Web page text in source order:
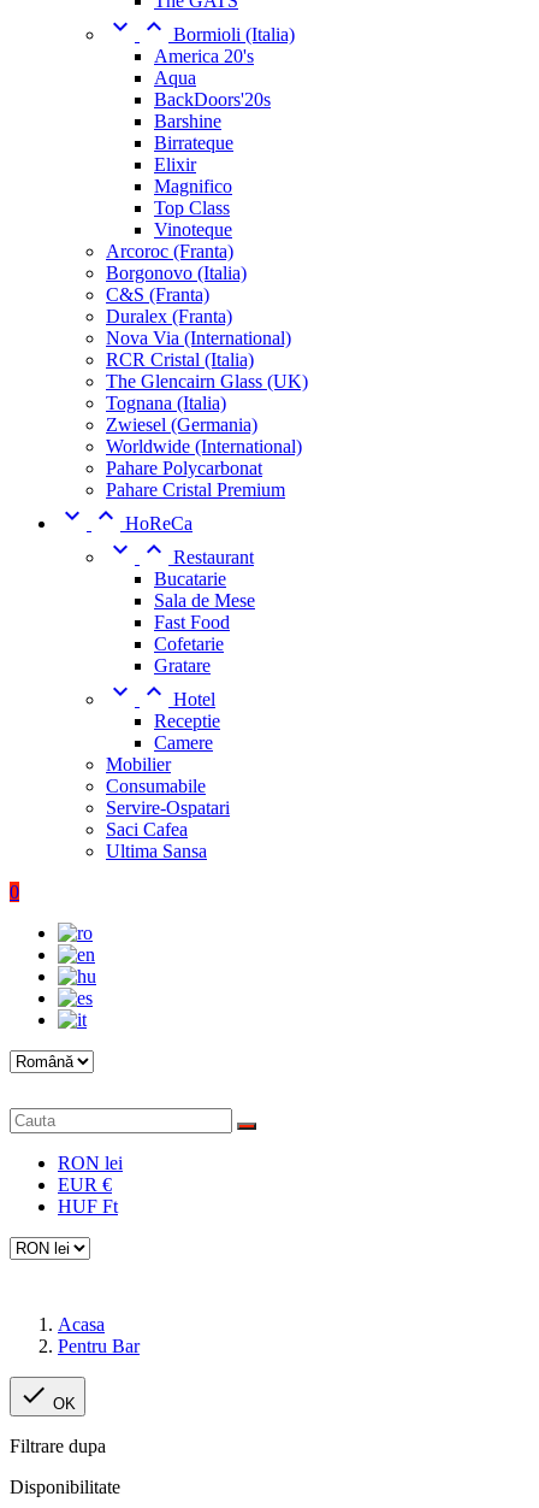
  Bormioli (Italia)
America 20's
Aqua
BackDoors'20s
Barshine
Birrateque
Elixir
Magnifico
Top Class
Vinoteque
Arcoroc (Franta)
Borgonovo (Italia)
C&S (Franta)
Duralex (Franta)
Nova Via (International)
RCR Cristal (Italia)
The Glencairn Glass (UK)
Tognana (Italia)
Zwiesel (Germania)
Worldwide (International)
Pahare Polycarbonat
Pahare Cristal Premium
  HoReCa
  Restaurant
Bucatarie
Sala de Mese
Fast Food
Cofetarie
Gratare
  Hotel
Receptie
Camere
Mobilier
Consumabile
Servire-Ospatari
Saci Cafea
Ultima Sansa
0
RON lei
EUR €
HUF Ft
Acasa
Pentru Bar
 OK
Filtrare dupa
Disponibilitate